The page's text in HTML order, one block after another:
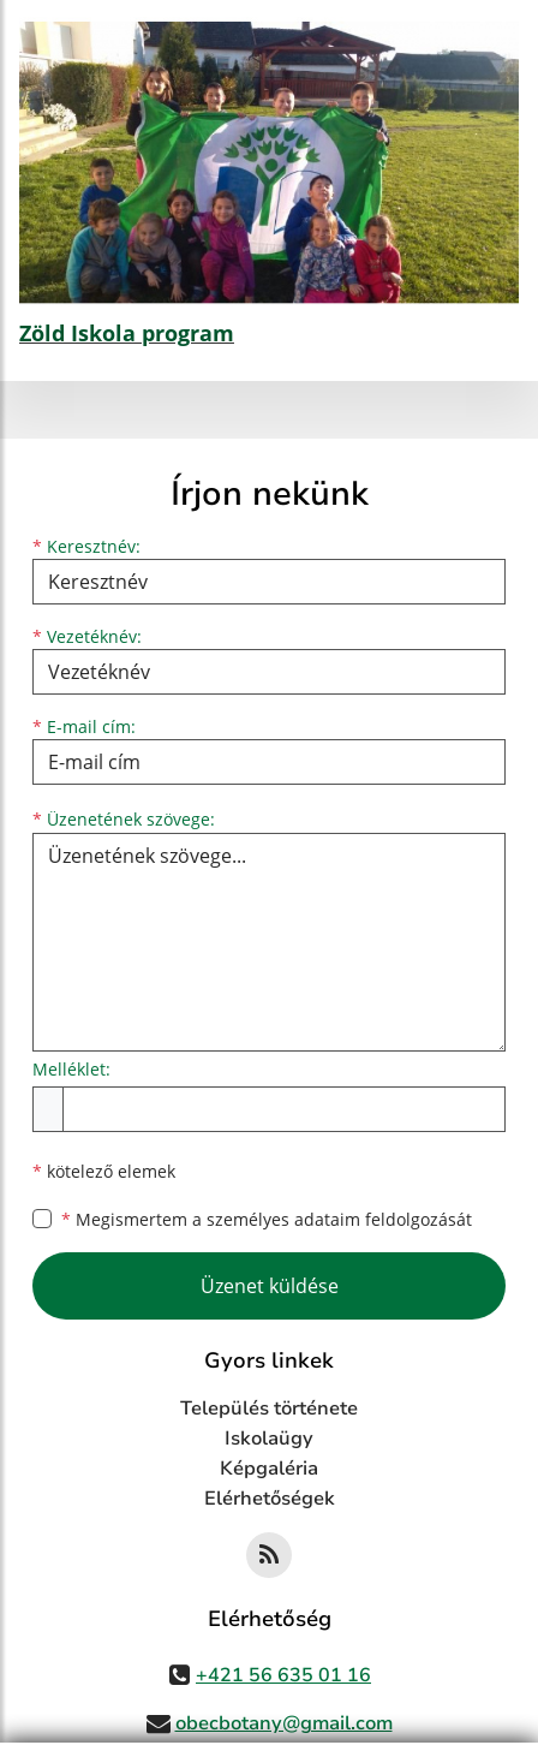
Zöld Iskola program
Írjon nekünk
* Keresztnév:
Keresztnév
* Vezetéknév:
Vezetéknév
* E-mail cím:
E-mail cím
* Üzenetének szövege:
Melléklet:
* kötelező elemek
* Megismertem a személyes adataim feldolgozását
Google reCaptcha Response
Üzenet küldése
Gyors linkek
Település története
Iskolaügy
Képgaléria
Elérhetőségek
Elérhetőség
+421 56 635 01 16
obecbotany@gmail.com